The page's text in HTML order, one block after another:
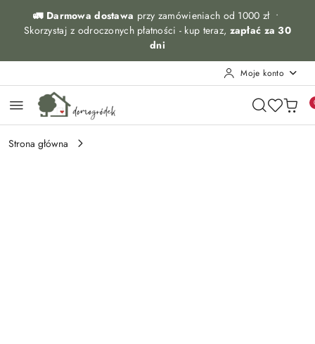
Przejdź do treści głównej
Przejdź do wyszukiwarki
Przejdź do moje konto
Przejdź do menu głównego
Przejdź do opisu produktu
Przejdź do stopki
🚛 Darmowa dostawa przy zamówieniach od 1000 zł •
Skorzystaj z odroczonych płatności - kup teraz, zapłać za 30
dni
Moje konto
Strona główna